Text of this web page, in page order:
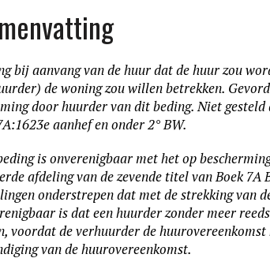
bij aanvang van de huur dat de huur zou
de woning zou willen betrekken.
door huurder van dit beding. Niet
aanhef en onder 2° BW.
is onverenigbaar met het op
afdeling van de zevende titel van Boek
onderstrepen dat met de strekking van
is dat een huurder zonder meer
voordat de verhuurder de
van de huurovereenkomst.